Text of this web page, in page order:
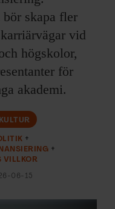
bör skapa fler
vid
högskolor,
för
akademi.
VILLKOR
06-15